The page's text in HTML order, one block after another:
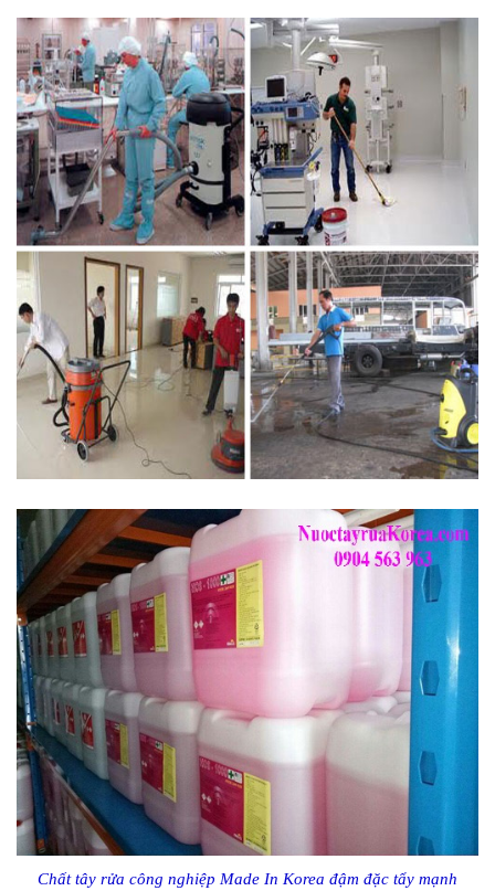
Chất tây rửa công nghiệp Made In Korea đậm đặc tẩy mạnh